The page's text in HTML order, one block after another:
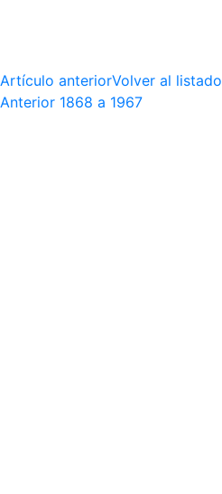
Artículo anteriorVolver al listado
Anterior 1868 a 1967